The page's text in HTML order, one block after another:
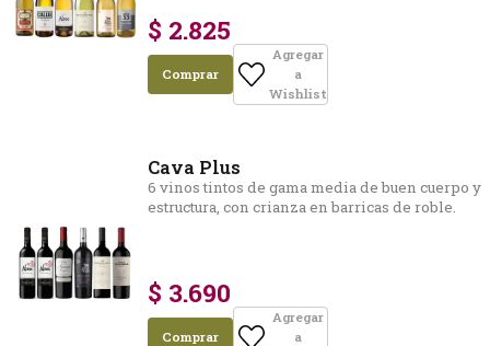
$ 2.825
Comprar
Agregar
a
Wishlist
Cava Plus
6 vinos tintos de gama media de buen cuerpo y
estructura, con crianza en barricas de roble.
$ 3.690
Comprar
Agregar
a